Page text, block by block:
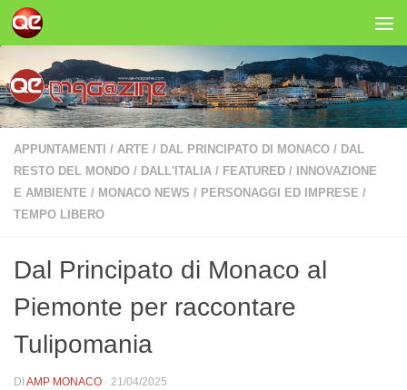
Salta al contenuto
APPUNTAMENTI / ARTE / DAL PRINCIPATO DI MONACO / DAL
RESTO DEL MONDO / DALL'ITALIA / FEATURED /
INNOVAZIONE
E AMBIENTE / MONACO NEWS / PERSONAGGI ED IMPRESE /
TEMPO LIBERO
Dal Principato di Monaco al
Piemonte per raccontare
Tulipomania
DI AMP MONACO · 21/04/2025